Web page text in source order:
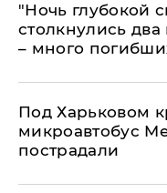
"Ночь глубокой
столкнулись
– много
Под Харьковом
микроавтобус
пострадали